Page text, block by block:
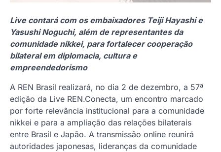
Live contará com os embaixadores Teiji Hayashi e
Yasushi Noguchi, além de representantes da
comunidade nikkei, para fortalecer cooperação
bilateral em diplomacia, cultura e
empreendedorismo
A REN Brasil realizará, no dia 2 de dezembro, a 57ª
edição da Live REN.Conecta, um encontro marcado
por forte relevância institucional para a comunidade
nikkei e para a ampliação das relações bilaterais
entre Brasil e Japão. A transmissão online reunirá
autoridades japonesas, lideranças da comunidade